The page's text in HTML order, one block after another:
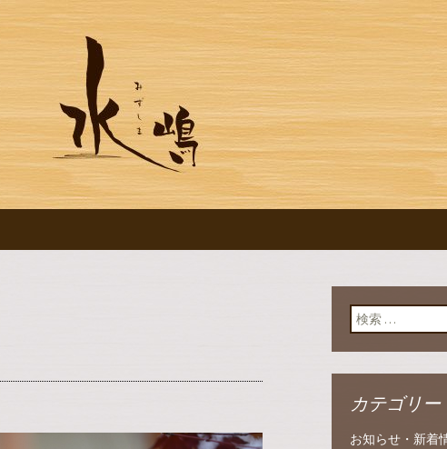
水嶋】のブログ
検索:
カテゴリー
お知らせ・新着